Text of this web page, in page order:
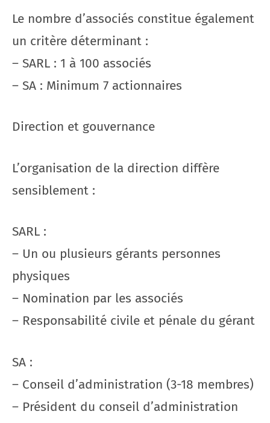
Le nombre d’associés constitue également
un critère déterminant :
– SARL : 1 à 100 associés
– SA : Minimum 7 actionnaires
Direction et gouvernance
L’organisation de la direction diffère
sensiblement :
SARL :
– Un ou plusieurs gérants personnes
physiques
– Nomination par les associés
– Responsabilité civile et pénale du gérant
SA :
– Conseil d’administration (3-18 membres)
– Président du conseil d’administration